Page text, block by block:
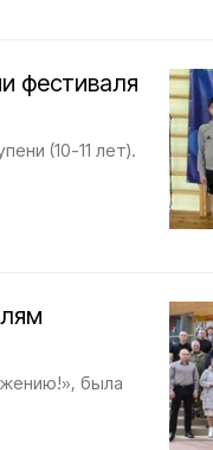
фестиваля
(10-11 лет).
была